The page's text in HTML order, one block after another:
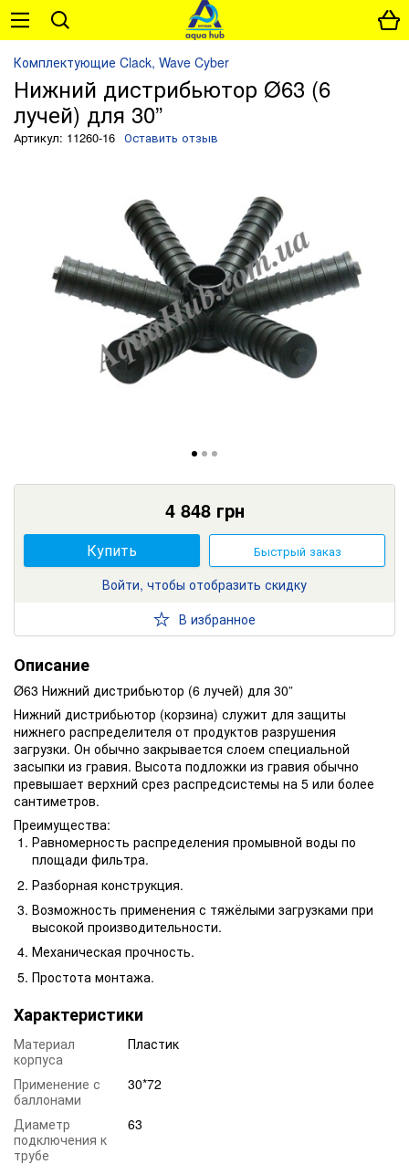
Комплектующие Clack, Wave Cyber
Нижний дистрибьютор Ø63 (6
лучей) для 30”
Артикул: 11260-16 Оставить отзыв
4 848грн
Купить Быстрый заказ
Войти, чтобы отобразить скидку
В избранное
Описание
Ø63 Нижний дистрибьютор (6 лучей) для 30”
Нижний дистрибьютор (корзина) служит для защиты
нижнего распределителя от продуктов разрушения
загрузки. Он обычно закрывается слоем специальной
засыпки из гравия. Высота подложки из гравия обычно
превышает верхний срез распредсистемы на 5 или более
сантиметров.
Преимущества:
Равномерность распределения промывной воды по
площади фильтра.
Разборная конструкция.
Возможность применения с тяжёлыми загрузками при
высокой производительности.
Механическая прочность.
Простота монтажа.
Характеристики
Материал
корпуса
Пластик
Применение с
баллонами
30*72
Диаметр
подключения к
трубе
63